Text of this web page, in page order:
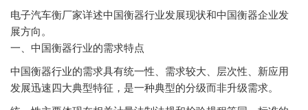
电子汽车衡厂家详述中国衡器行业发展现状和中国衡器企业发
展方向。
一、中国衡器行业的需求特点
中国衡器行业的需求具有统一性、需求较大、层次性、新应用
发展迅速四大典型特征，是一种典型的分级而非升级需求。